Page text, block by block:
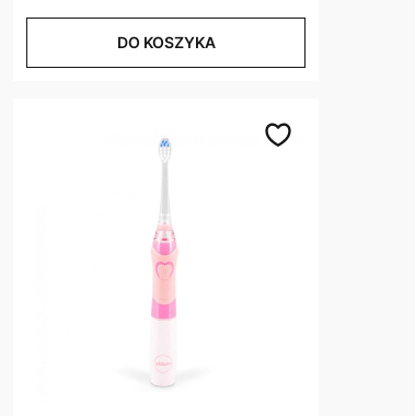
DO KOSZYKA